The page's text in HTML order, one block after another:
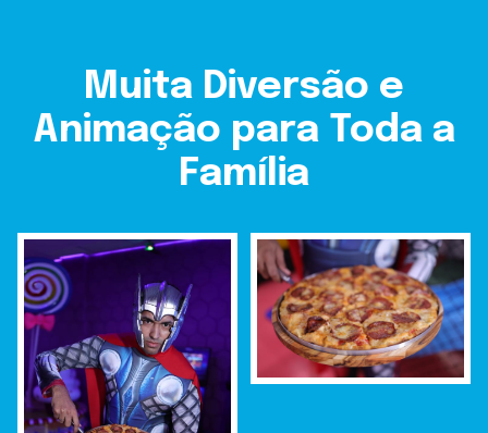
Muita Diversão e
Animação para Toda a
Família